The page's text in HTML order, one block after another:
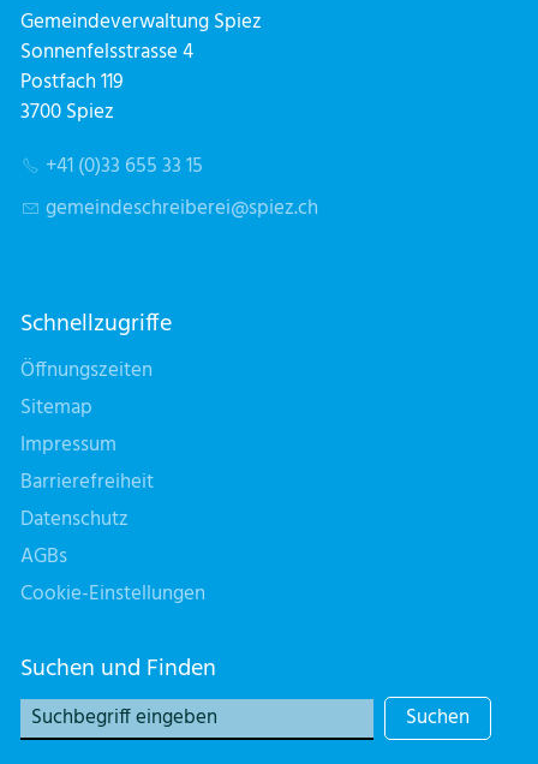
Gemeindeverwaltung Spiez
Sonnenfelsstrasse 4
Postfach 119
3700 Spiez
+41 (0)33 655 33 15
g m nd schr b r sp zch
Schnellzugriffe
Öffnungszeiten
Sitemap
Impressum
Barrierefreiheit
Datenschutz
AGBs
Cookie-Einstellungen
Suchen und Finden
Suchen